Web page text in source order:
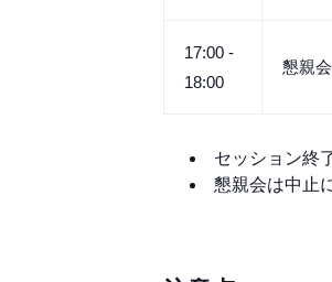
17:00 -
18:00
懇親会
セッション終
懇親会は中止